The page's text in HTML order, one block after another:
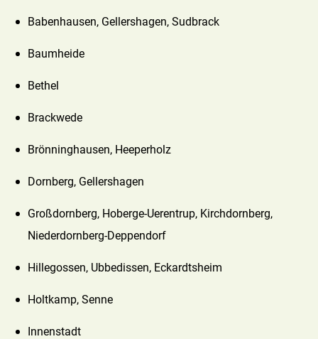
Babenhausen, Gellershagen, Sudbrack
Baumheide
Bethel
Brackwede
Brönninghausen, Heeperholz
Dornberg, Gellershagen
Großdornberg, Hoberge-Uerentrup, Kirchdornberg,
Niederdornberg-Deppendorf
Hillegossen, Ubbedissen, Eckardtsheim
Holtkamp, Senne
Innenstadt